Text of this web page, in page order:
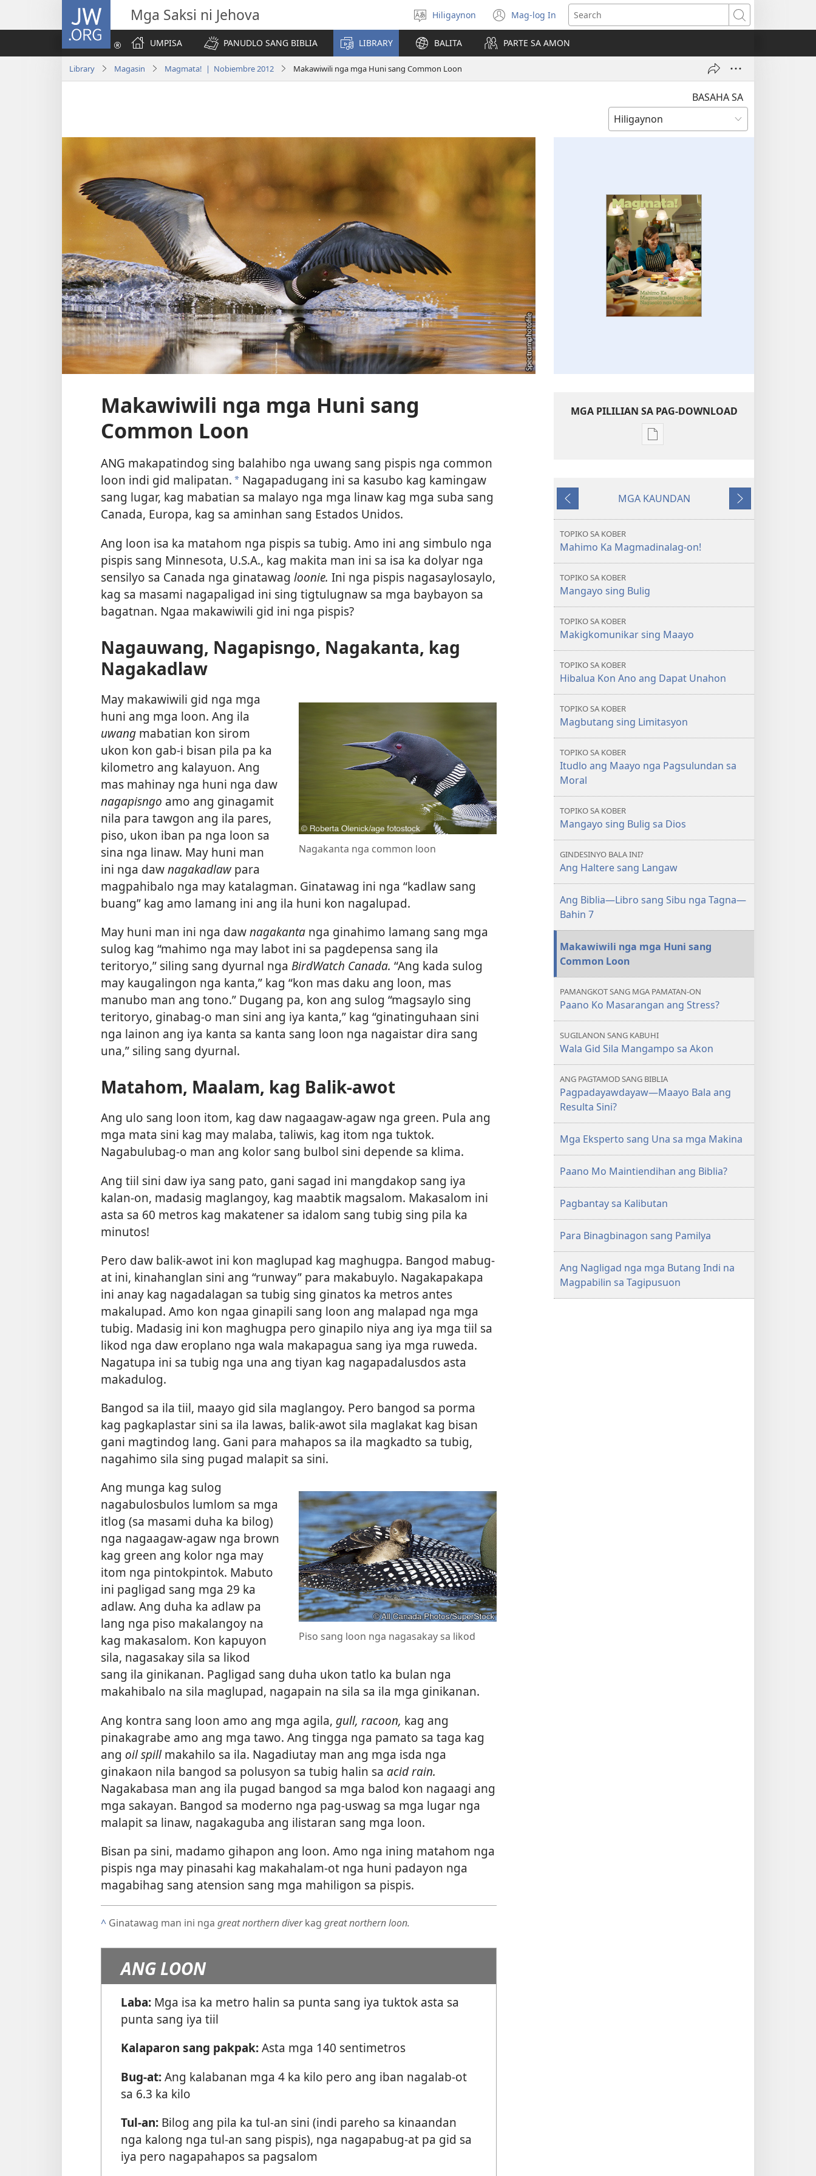
JW.ORG Mga Saksi ni Jehova
Magpili
sing
lenguahe
Hiligaynon Mag-log In
(opens
new
window)
Search
UMPISA
PANUDLO SANG BIBLIA LIBRARY BALITA PARTE SA AMON
Library Magasin Magmata! | Nobiembre 2012 Makawiwili nga mga Huni sang Common Loon
BASAHA SA
Makawiwili nga mga Huni sang
Common Loon
ANG makapatindog sing balahibo nga uwang sang pispis nga common
loon indi gid malipatan. * Nagapadugang ini sa kasubo kag kamingaw
sang lugar, kag mabatian sa malayo nga mga linaw kag mga suba sang
Canada, Europa, kag sa aminhan sang Estados Unidos.
Ang loon isa ka matahom nga pispis sa tubig. Amo ini ang simbulo nga
pispis sang Minnesota, U.S.A., kag makita man ini sa isa ka dolyar nga
sensilyo sa Canada nga ginatawag loonie. Ini nga pispis nagasaylosaylo,
kag sa masami nagapaligad ini sing tigtulugnaw sa mga baybayon sa
bagatnan. Ngaa makawiwili gid ini nga pispis?
Nagauwang, Nagapisngo, Nagakanta, kag
Nagakadlaw
Nagakanta nga common loon
May makawiwili gid nga mga
huni ang mga loon. Ang ila
uwang mabatian kon sirom
ukon kon gab-i bisan pila pa ka
kilometro ang kalayuon. Ang
mas mahinay nga huni nga daw
nagapisngo amo ang ginagamit
nila para tawgon ang ila pares,
piso, ukon iban pa nga loon sa
sina nga linaw. May huni man
ini nga dawnagakadlawpara
magpahibalo nga may katalagman. Ginatawag ini nga “kadlaw sang
buang” kag amo lamang ini ang ila huni kon nagalupad.
May huni man ini nga dawnagakanta nga ginahimo lamang sang mga
sulog kag “mahimo nga may labot ini sa pagdepensa sang ila
teritoryo,” siling sang dyurnal nga BirdWatch Canada. “Ang kada sulog
may kaugalingon nga kanta,” kag “kon mas daku ang loon, mas
manubo man ang tono.” Dugang pa, kon ang sulog “magsaylo sing
teritoryo, ginabag-o man sini ang iya kanta,” kag “ginatinguhaan sini
nga lainon ang iya kanta sa kanta sang loon nga nagaistar dira sang
una,” siling sang dyurnal.
Matahom, Maalam, kag Balik-awot
Ang ulo sang loon itom, kag daw nagaagaw-agaw nga green. Pula ang
mga mata sini kag may malaba, taliwis, kag itom nga tuktok.
Nagabulubag-o man ang kolor sang bulbol sini depende sa klima.
Ang tiil sini daw iya sang pato, gani sagad ini mangdakop sang iya
kalan-on, madasig maglangoy, kag maabtik magsalom. Makasalom ini
asta sa 60 metros kag makatener sa idalom sang tubig sing pila ka
minutos!
Pero daw balik-awot ini kon maglupad kag maghugpa. Bangod mabug-
at ini, kinahanglan sini ang “runway” para makabuylo. Nagakapakapa
ini anay kag nagadalagan sa tubig sing ginatos ka metros antes
makalupad. Amo kon ngaa ginapili sang loon ang malapad nga mga
tubig. Madasig ini kon maghugpa pero ginapilo niya ang iya mga tiil sa
likod nga daw eroplano nga wala makapagua sang iya mga ruweda.
Nagatupa ini sa tubig nga una ang tiyan kag nagapadalusdos asta
makadulog.
Bangod sa ila tiil, maayo gid sila maglangoy. Pero bangod sa porma
kag pagkaplastar sini sa ila lawas, balik-awot sila maglakat kag bisan
gani magtindog lang. Gani para mahapos sa ila magkadto sa tubig,
nagahimo sila sing pugad malapit sa sini.
Piso sang loon nga nagasakay sa likod
Ang munga kag sulog
nagabulosbulos lumlom sa mga
itlog (sa masami duha ka bilog)
nga nagaagaw-agaw nga brown
kag green ang kolor nga may
itom nga pintokpintok. Mabuto
ini pagligad sang mga 29 ka
adlaw. Ang duha ka adlaw pa
lang nga piso makalangoy na
kag makasalom. Kon kapuyon
sila, nagasakay sila sa likod
sang ila ginikanan. Pagligad sang duha ukon tatlo ka bulan nga
makahibalo na sila maglupad, nagapain na sila sa ila mga ginikanan.
Ang kontra sang loon amo ang mga agila, gull, racoon, kag ang
pinakagrabe amo ang mga tawo. Ang tingga nga pamato sa taga kag
ang oil spillmakahilo sa ila. Nagadiutay man ang mga isda nga
ginakaon nila bangod sa polusyon sa tubig halin sa acid rain.
Nagakabasa man ang ila pugad bangod sa mga balod kon nagaagi ang
mga sakayan. Bangod sa moderno nga pag-uswag sa mga lugar nga
malapit sa linaw, nagakaguba ang ilistaran sang mga loon.
Bisan pa sini, madamo gihapon ang loon. Amo nga ining matahom nga
pispis nga may pinasahi kag makahalam-ot nga huni padayon nga
magabihag sang atension sang mga mahiligon sa pispis.
^ Ginatawag man ini nga great northern diverkag great northern loon.
ANG LOON
Laba: Mga isa ka metro halin sa punta sang iya tuktok asta sa
punta sang iya tiil
Kalaparon sang pakpak:Asta mga 140 sentimetros
Bug-at:Ang kalabanan mga 4 ka kilo pero ang iban nagalab-ot
sa 6.3 ka kilo
Tul-an: Bilog ang pila ka tul-an sini (indi pareho sa kinaandan
nga kalong nga tul-an sang pispis), nga nagapabug-at pa gid sa
iya pero nagapahapos sa pagsalom
MGA PILILIAN SA PAG-DOWNLOAD
Mga
download
publikasyon
MAGMATA!
Bisan
Nagasolo
Ginikanan
Ibalik
MGA KAUNDAN
Masunod
TOPIKO SA KOBER
Mahimo Ka Magmadinalag-on!
TOPIKO SA KOBER
Mangayo sing Bulig
TOPIKO SA KOBER
Makigkomunikar sing Maayo
TOPIKO SA KOBER
Hibalua Kon Ano ang Dapat Unahon
TOPIKO SA KOBER
Magbutang sing Limitasyon
TOPIKO SA KOBER
Itudlo ang Maayo nga Pagsulundan sa
Moral
TOPIKO SA KOBER
Mangayo sing Bulig sa Dios
GINDESINYO BALA INI?
Ang Haltere sang Langaw
Ang Biblia—Libro sang Sibu nga Tagna—
Bahin 7
Makawiwili nga mga Huni sang
Common Loon
PAMANGKOT SANG MGA PAMATAN-ON
Paano Ko Masarangan ang Stress?
SUGILANON SANG KABUHI
Wala Gid Sila Mangampo sa Akon
ANG PAGTAMOD SANG BIBLIA
Pagpadayawdayaw​—Maayo Bala ang
Resulta Sini?
Mga Eksperto sang Una sa mga Makina
Paano Mo Maintiendihan ang Biblia?
Pagbantay sa Kalibutan
Para Binagbinagon sang Pamilya
Ang Nagligad nga mga Butang Indi na
Magpabilin sa Tagipusuon